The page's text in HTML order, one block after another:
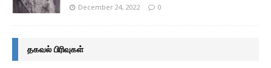
December 24, 2022 0
தகவல் பிரிவுகள்